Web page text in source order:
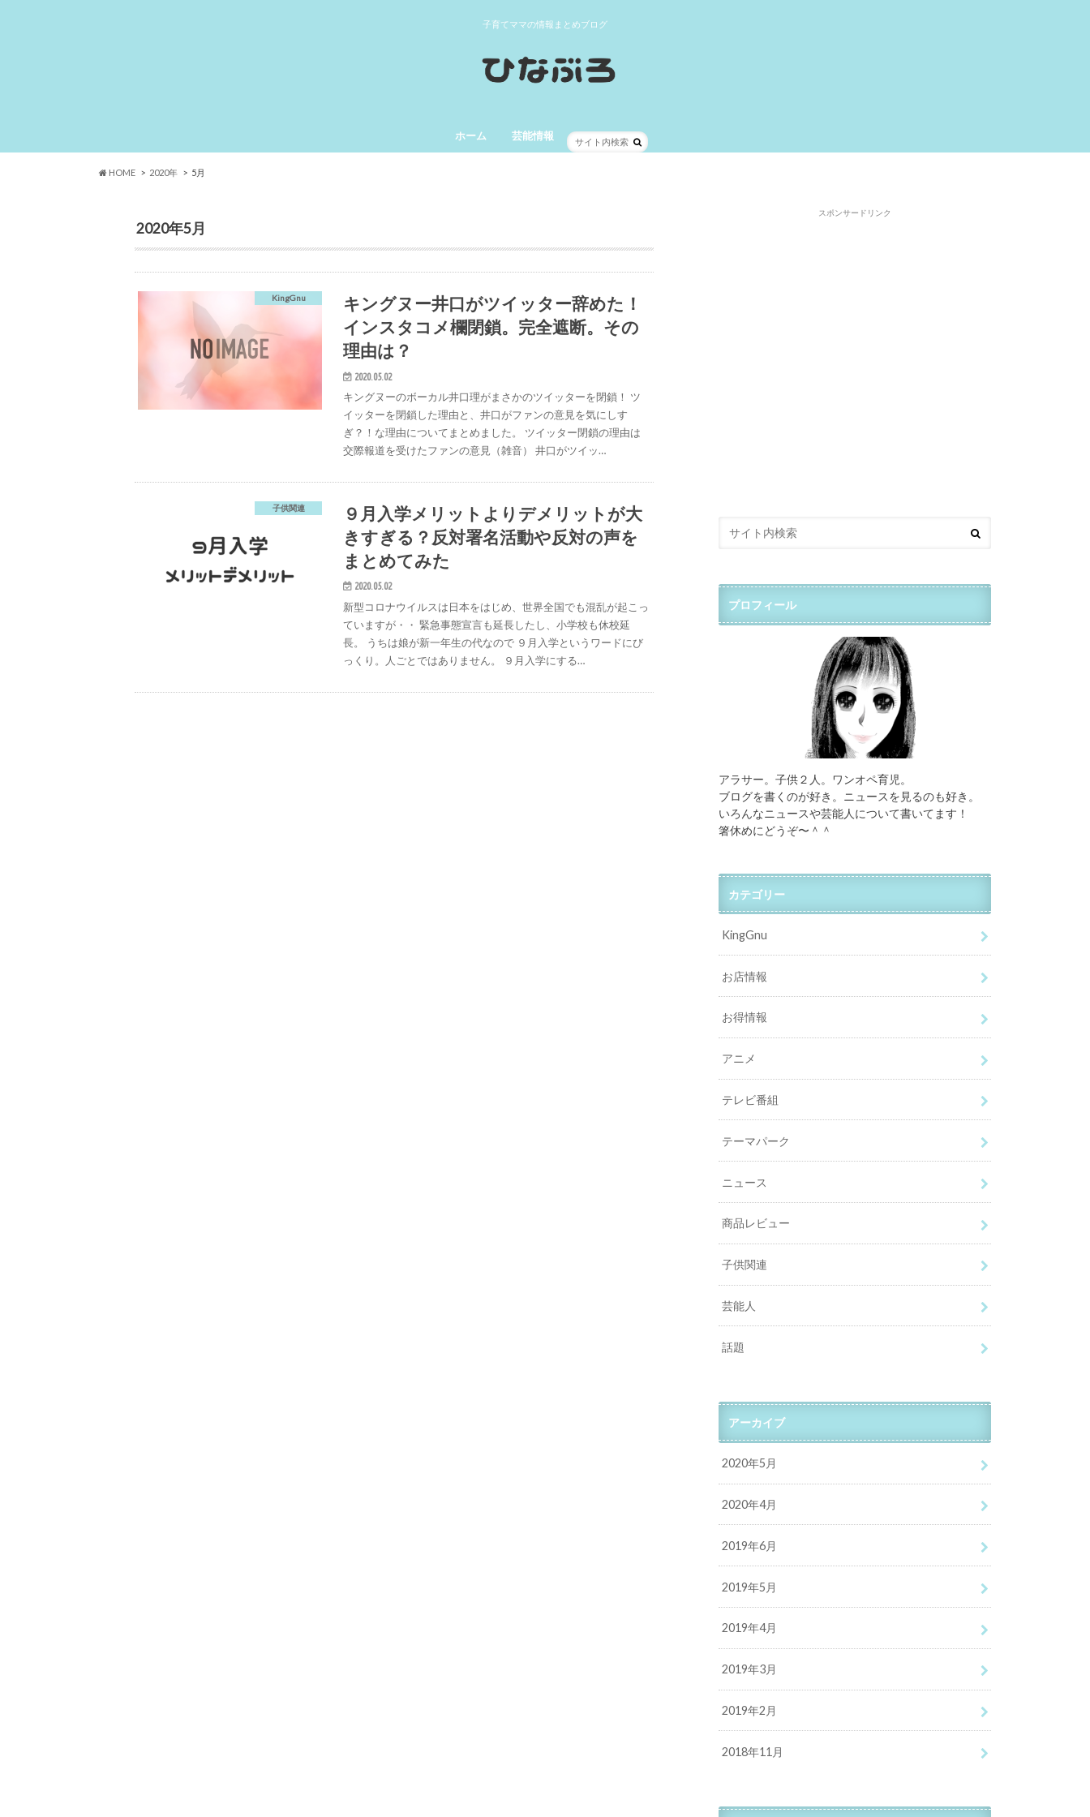
子育てママの情報まとめブログ
ホーム 芸能情報
HOME 2020年 5月
2020年5月
KingGnu
キングヌー井口がツイッター辞めた！
インスタコメ欄閉鎖。完全遮断。その
理由は？
2020.05.02
キングヌーのボーカル井口理がまさかのツイッターを閉鎖！ ツ
イッターを閉鎖した理由と、井口がファンの意見を気にしす
ぎ？！な理由についてまとめました。 ツイッター閉鎖の理由は
交際報道を受けたファンの意見（雑音） 井口がツイッ…
子供関連
９月入学メリットよりデメリットが大
きすぎる？反対署名活動や反対の声を
まとめてみた
2020.05.02
新型コロナウイルスは日本をはじめ、世界全国でも混乱が起こっ
ていますが・・ 緊急事態宣言も延長したし、小学校も休校延
長。 うちは娘が新一年生の代なので ９月入学というワードにび
っくり。人ごとではありません。 ９月入学にする…
スポンサードリンク
プロフィール
アラサー。子供２人。ワンオペ育児。
ブログを書くのが好き。ニュースを見るのも好き。
いろんなニュースや芸能人について書いてます！
箸休めにどうぞ〜＾＾
カテゴリー
KingGnu
お店情報
お得情報
アニメ
テレビ番組
テーマパーク
ニュース
商品レビュー
子供関連
芸能人
話題
アーカイブ
2020年5月
2020年4月
2019年6月
2019年5月
2019年4月
2019年3月
2019年2月
2018年11月